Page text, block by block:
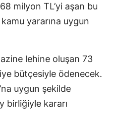
milyon TL’yi aşan bu
yararına uygun
lehine oluşan 73
bütçesiyle ödenecek.
uygun şekilde
birliğiyle kararı